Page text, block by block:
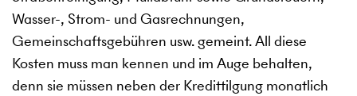
Wasser-, Strom- und Gasrechnungen,
Gemeinschaftsgebühren usw. gemeint. All diese
Kosten muss man kennen und im Auge behalten,
denn sie müssen neben der Kredittilgung monatlich